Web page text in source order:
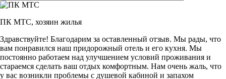
ПК МТС, хозяин жилья
Здравствуйте! Благодарим за оставленный отзыв. Мы рады, что
вам понравился наш придорожный отель и его кухня. Мы
постоянно работаем над улучшением условий проживания и
стараемся сделать ваш отдых комфортным. Нам очень жаль, что
у вас возникли проблемы с душевой кабиной и запахом